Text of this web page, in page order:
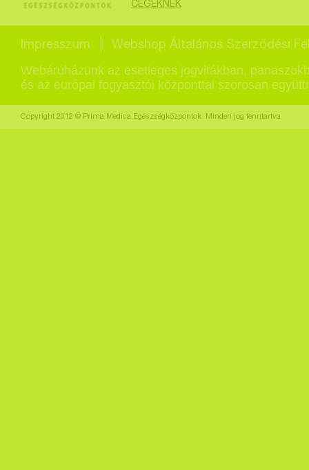
CÉGEKNEK
Impresszum Webshop Általános Szerződési
Webáruházunk az esetleges jogvitákban,
és az európai fogyasztói központtal szorosan
Copyright 2012 © Prima Medica Egészségközpontok. Minden jog fenntartva